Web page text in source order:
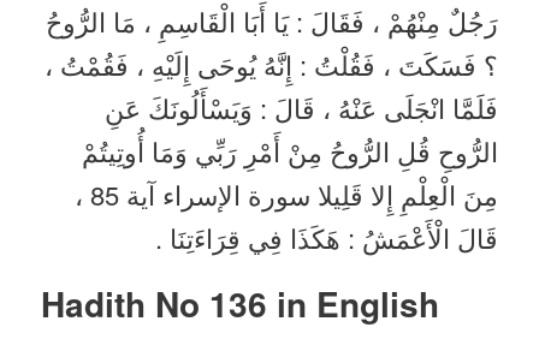
رَجُلٌ مِنْهُمْ ، فَقَالَ : يَا أَبَا الْقَاسِمِ ، مَا الرُّوحُ
؟ فَسَكَتَ ، فَقُلْتُ : إِنَّهُ يُوحَى إِلَيْهِ ، فَقُمْتُ ،
فَلَمَّا انْجَلَى عَنْهُ ، قَالَ : وَيَسْأَلُونَكَ عَنِ
الرُّوحِ قُلِ الرُّوحُ مِنْ أَمْرِ رَبِّي وَمَا أُوتِيتُمْ
مِنَ الْعِلْمِ إِلا قَلِيلا سورة الإسراء آية 85 ،
قَالَ الْأَعْمَشُ : هَكَذَا فِي قِرَاءَتِنَا .
Hadith No 136 in English